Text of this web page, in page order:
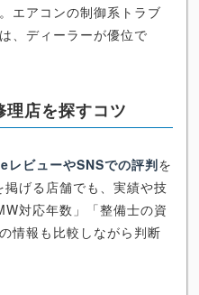
エアコンの制御系トラブ
、ディーラーが優位で
理店を探すコツ
ビューやSNSでの評判を
げる店舗でも、実績や技
対応年数」「整備士の資
情報も比較しながら判断